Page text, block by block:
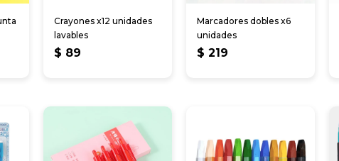
Crayones x12 unidades
lavables
$ 89
Marcadores dobles x6
unidades
$ 219